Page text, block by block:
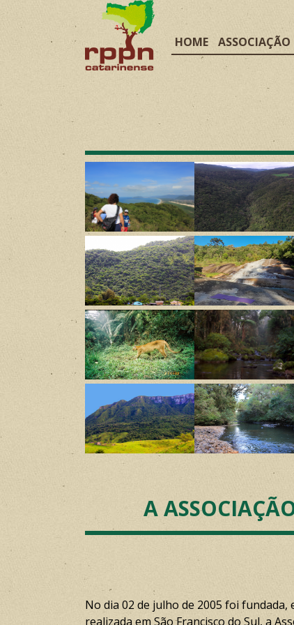
HOME ASSOCIAÇÃO
A
No dia 02 de julho de 2005 foi fundada,
realizada em São Francisco do Sul, a